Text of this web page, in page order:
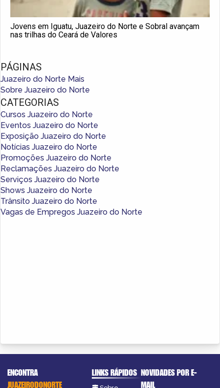
Jovens em Iguatu, Juazeiro do Norte e Sobral avançam
nas trilhas do Ceará de Valores
PÁGINAS
Juazeiro do Norte Mais
Sobre Juazeiro do Norte
CATEGORIAS
Cursos Juazeiro do Norte
Eventos Juazeiro do Norte
Exposição Juazeiro do Norte
Notícias Juazeiro do Norte
Promoções Juazeiro do Norte
Reclamações Juazeiro do Norte
Serviços Juazeiro do Norte
Shows Juazeiro do Norte
Trânsito Juazeiro do Norte
Vagas de Empregos Juazeiro do Norte
ENCONTRA
JUAZEIRODONORTE
LINKS RÁPIDOS NOVIDADES POR E-
MAIL